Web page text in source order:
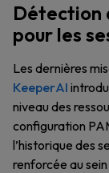
Détection
pour les
Les dernières
KeeperAI
niveau des
configuration
l’historique des
renforcée au